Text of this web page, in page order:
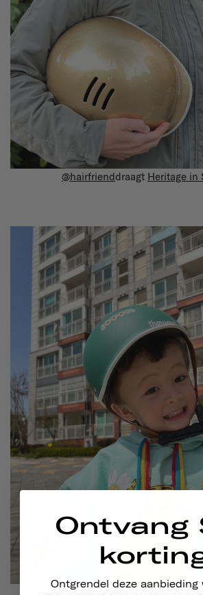
@hairfrienddraagt Heritage in
@noahmialeodraagt Thousand . in
Ontvang
Ontgrendel deze aanbieding